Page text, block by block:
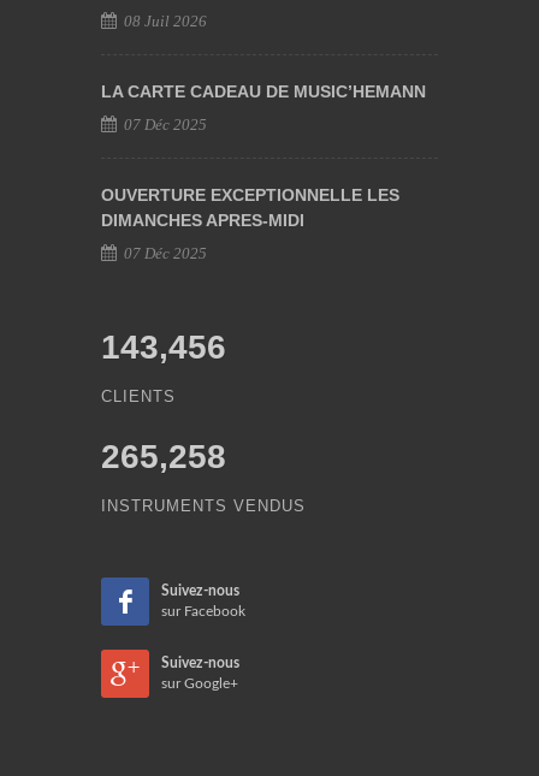
08 Juil 2026
LA CARTE CADEAU DE MUSIC’HEMANN
07 Déc 2025
OUVERTURE EXCEPTIONNELLE LES
DIMANCHES APRES-MIDI
07 Déc 2025
143,456
CLIENTS
265,258
INSTRUMENTS VENDUS
Suivez-nous
sur Facebook
Suivez-nous
sur Google+